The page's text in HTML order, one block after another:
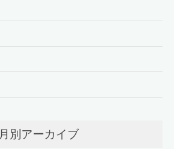
月別アーカイブ